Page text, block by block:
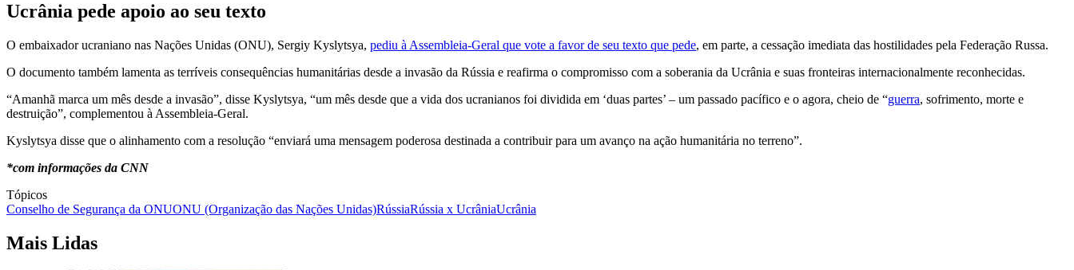
Ucrânia pede apoio ao seu texto
O embaixador ucraniano nas Nações Unidas (ONU), Sergiy Kyslytsya, pediu à Assembleia-Geral que vote a favor de seu texto que pede, em parte, a cessação imediata das hostilidades pela Federação Russa.
O documento também lamenta as terríveis consequências humanitárias desde a invasão da Rússia e reafirma o compromisso com a soberania da Ucrânia e suas fronteiras internacionalmente reconhecidas.
“Amanhã marca um mês desde a invasão”, disse Kyslytsya, “um mês desde que a vida dos ucranianos foi dividida em ‘duas partes’ – um passado pacífico e o agora, cheio de “guerra, sofrimento, morte e
destruição”, complementou à Assembleia-Geral.
Kyslytsya disse que o alinhamento com a resolução “enviará uma mensagem poderosa destinada a contribuir para um avanço na ação humanitária no terreno”.
*com informações da CNN
Tópicos
Conselho de Segurança da ONUONU (Organização das Nações Unidas)RússiaRússia x UcrâniaUcrânia
Mais Lidas